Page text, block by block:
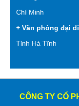
Chí Minh
+ Văn phòng đại
Tỉnh Hà Tĩnh
CÔNG TY CỔ